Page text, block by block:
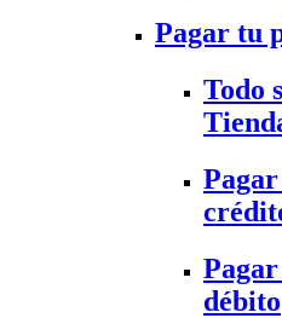
Pagar tu
Todo
débito